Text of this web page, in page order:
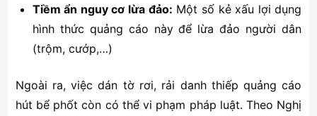
Tiềm ẩn nguy cơ lừa đảo: Một số kẻ xấu lợi dụng
hình thức quảng cáo này để lừa đảo người dân
(trộm, cướp,…)
Ngoài ra, việc dán tờ rơi, rải danh thiếp quảng cáo
hút bể phốt còn có thể vi phạm pháp luật. Theo Nghị